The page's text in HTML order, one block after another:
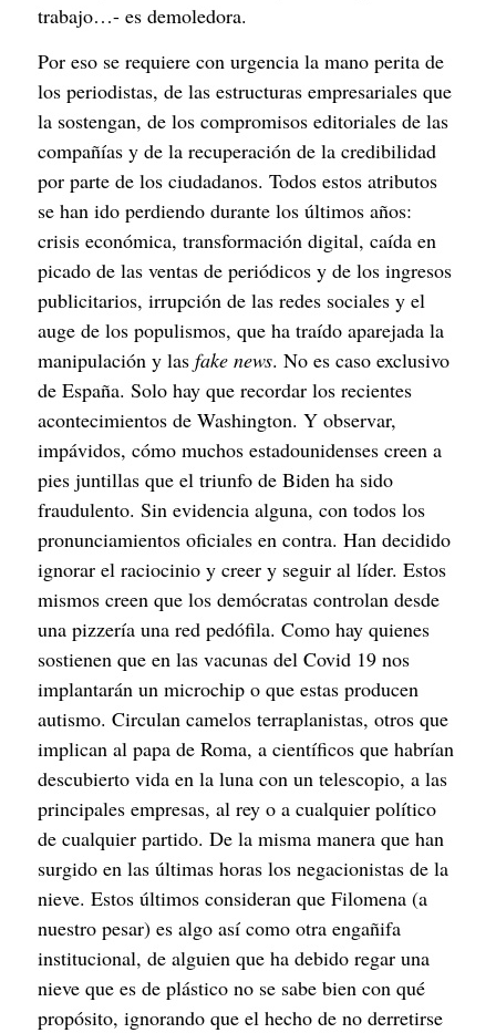
trabajo…- es demoledora.
Por eso se requiere con urgencia la mano perita de
los periodistas, de las estructuras empresariales que
la sostengan, de los compromisos editoriales de las
compañías y de la recuperación de la credibilidad
por parte de los ciudadanos. Todos estos atributos
se han ido perdiendo durante los últimos años:
crisis económica, transformación digital, caída en
picado de las ventas de periódicos y de los ingresos
publicitarios, irrupción de las redes sociales y el
auge de los populismos, que ha traído aparejada la
manipulación y las fake news. No es caso exclusivo
de España. Solo hay que recordar los recientes
acontecimientos de Washington. Y observar,
impávidos, cómo muchos estadounidenses creen a
pies juntillas que el triunfo de Biden ha sido
fraudulento. Sin evidencia alguna, con todos los
pronunciamientos oficiales en contra. Han decidido
ignorar el raciocinio y creer y seguir al líder. Estos
mismos creen que los demócratas controlan desde
una pizzería una red pedófila. Como hay quienes
sostienen que en las vacunas del Covid 19 nos
implantarán un microchip o que estas producen
autismo. Circulan camelos terraplanistas, otros que
implican al papa de Roma, a científicos que habrían
descubierto vida en la luna con un telescopio, a las
principales empresas, al rey o a cualquier político
de cualquier partido. De la misma manera que han
surgido en las últimas horas los negacionistas de la
nieve. Estos últimos consideran que Filomena (a
nuestro pesar) es algo así como otra engañifa
institucional, de alguien que ha debido regar una
nieve que es de plástico no se sabe bien con qué
propósito, ignorando que el hecho de no derretirse